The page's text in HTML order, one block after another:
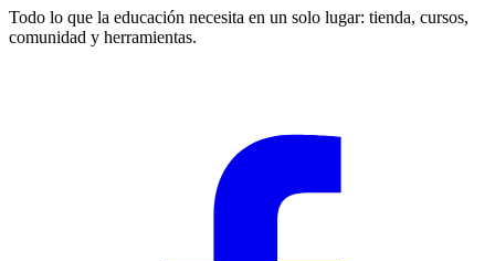
Todo lo que la educación necesita en un solo lugar: tienda, cursos,
comunidad y herramientas.